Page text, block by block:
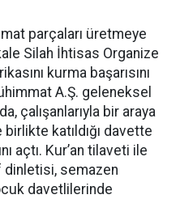
parçaları üretmeye
Silah İhtisas Organize
kurma başarısını
A.Ş. geleneksel
çalışanlarıyla bir araya
katıldığı davette
açtı. Kur’an tilaveti ile
dinletisi, semazen
davetlilerinde